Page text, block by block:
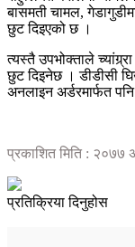
बासमती चामल,
छुट दिइएको छ ।
त्यस्तै उपभोक्ताले
छुट दिइनेछ । डीडीसी
अनलाइन अर्डरमार्फत
प्रकाशित मिति : २०७७
प्रतिक्रिया दिनुहोस